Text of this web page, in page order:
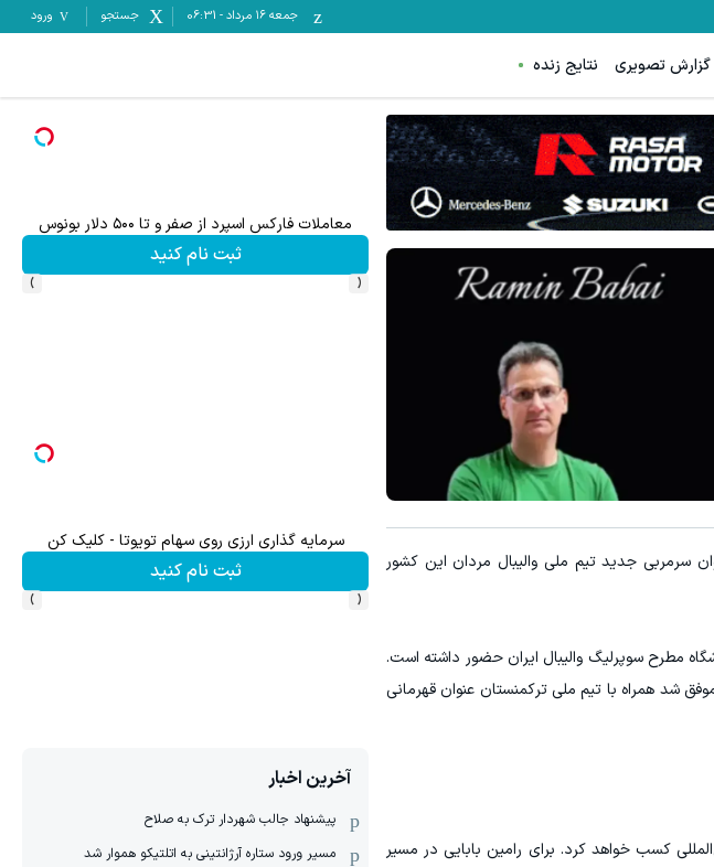
جمعه ۱۶ مرداد -
06:31 جستجو ورود
گزارش تصویری نتایج زنده
سرمربی جدید تیم ملی والیبال مردان این کشور
مطرح سوپرلیگ والیبال ایران حضور داشته است.
سابقه هدایت تیم‌های ملی ترکمنستان و افغانستان را در کارنامه دارد و در سال ۲۰۲۵ موفق شد همراه با تیم ملی ترکمنستان عنوان قهرمانی
کسب خواهد کرد. برای رامین بابایی در مسیر
معاملات فارکس اسپرد از صفر و تا ۵۰۰ دلار بونوس
ثبت نام کنید
‹
›
سرمایه گذاری ارزی روی سهام تویوتا - کلیک کن
ثبت نام کنید
‹
›
آخرین اخبار
پیشنهاد جالب شهردار ترک به صلاح
مسیر ورود ستاره آرژانتینی به اتلتیکو هموار شد